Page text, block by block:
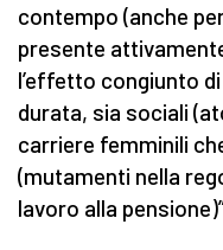
contempo (anche
presente
l’effetto congiunto
durata, sia sociali
carriere femminili
(mutamenti nella
lavoro alla